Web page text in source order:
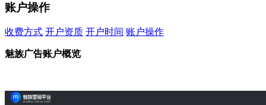
账户操作
收费方式 开户资质 开户时间 账户操作
账户操作
魅族广告账户概览